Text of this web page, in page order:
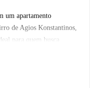
um apartamento
de Agios Konstantinos,
para quem busca
com móveis essenciais
passam por um